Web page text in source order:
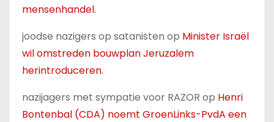
mensenhandel.
joodse nazigers op satanisten op Minister Israël
wil omstreden bouwplan Jeruzalem
herintroduceren.
nazijagers met sympatie voor RAZOR op Henri
Bontenbal (CDA) noemt GroenLinks-PvdA een